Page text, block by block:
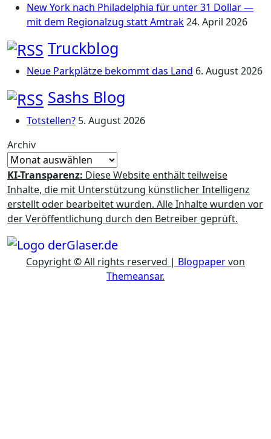
New York nach Philadelphia für unter 31 Dollar —
mit dem Regionalzug statt Amtrak24. April 2026
Truckblog
Neue Parkplätze bekommt das Land 6. August 2026
Sashs Blog
Totstellen? 5. August 2026
Archiv
KI-Transparenz: Diese Website enthält teilweise
Inhalte, die mit Unterstützung künstlicher Intelligenz
erstellt oder bearbeitet wurden. Alle Inhalte wurden vor
der Veröffentlichung durch den Betreiber geprüft.
Copyright © All rights reserved | Blogpapervon
Themeansar.